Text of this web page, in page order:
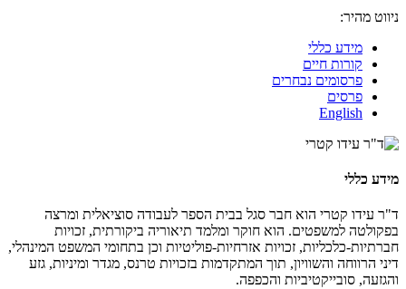
ניווט מהיר:
מידע כללי
קורות חיים
פרסומים נבחרים
פרסים
English
מידע כללי
ד"ר עידו קטרי הוא חבר סגל בבית הספר לעבודה סוציאלית ומרצה
בפקולטה למשפטים. הוא חוקר ומלמד תיאוריה ביקורתית, זכויות
חברתיות-כלכליות, זכויות אזרחיות-פוליטיות וכן בתחומי המשפט המינהלי,
דיני הרווחה והשוויון, תוך המתקדמות בזכויות טרנס, מגדר ומיניות, גזע
והגזעה, סובייקטיביות והכפפה.